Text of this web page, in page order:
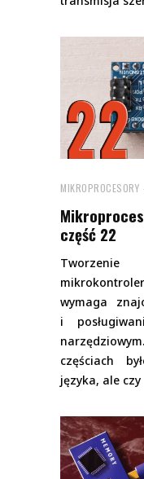
MIKROPROCESORY
część 22
wymaga
i
częściach
języka, ale